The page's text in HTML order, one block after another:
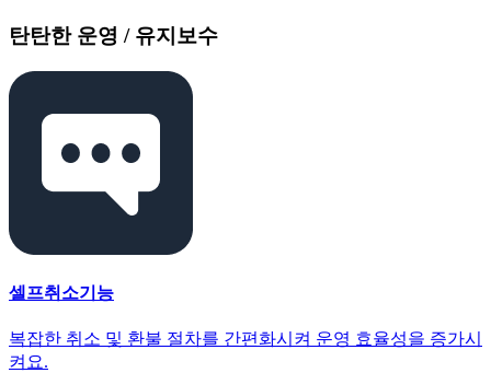
탄탄한 운영 / 유지보수
셀프취소기능
복잡한 취소 및 환불 절차를 간편화시켜 운영 효율성을 증가시
켜요.